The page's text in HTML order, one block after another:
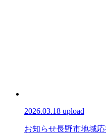
2026.03.18 upload
お知らせ長野市地域